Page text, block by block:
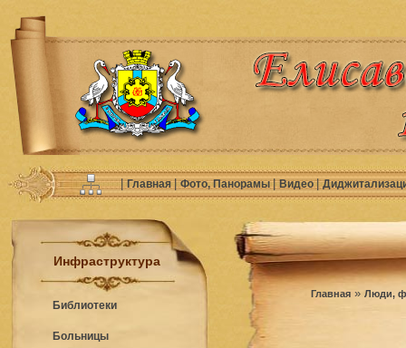
|Главная|Фото, Панорамы|Видео|
Инфраструктура
Библиотеки
Больницы
Главная » Люди,